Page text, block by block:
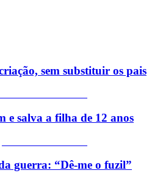
sem substituir os pais
e salva a filha de 12 anos
guerra: “Dê-me o fuzil”